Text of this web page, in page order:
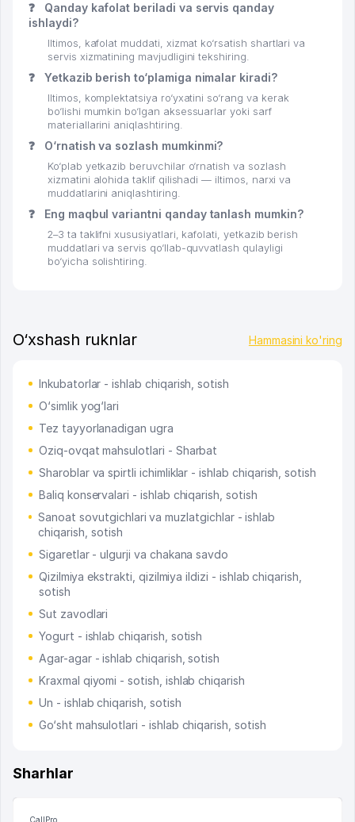
❓
Qanday kafolat beriladi va servis qanday
ishlaydi?
Iltimos, kafolat muddati, xizmat ko‘rsatish shartlari va
servis xizmatining mavjudligini tekshiring.
❓ Yetkazib berish to‘plamiga nimalar kiradi?
Iltimos, komplektatsiya ro‘yxatini so‘rang va kerak
bo‘lishi mumkin bo‘lgan aksessuarlar yoki sarf
materiallarini aniqlashtiring.
❓ O‘rnatish va sozlash mumkinmi?
Ko‘plab yetkazib beruvchilar o‘rnatish va sozlash
xizmatini alohida taklif qilishadi — iltimos, narxi va
muddatlarini aniqlashtiring.
❓ Eng maqbul variantni qanday tanlash mumkin?
2–3 ta taklifni xususiyatlari, kafolati, yetkazib berish
muddatlari va servis qo‘llab-quvvatlash qulayligi
bo‘yicha solishtiring.
O‘xshash ruknlar Hammasini ko'ring
Inkubatorlar - ishlab chiqarish, sotish
O‘simlik yog‘lari
Tez tayyorlanadigan ugra
Oziq-ovqat mahsulotlari - Sharbat
Sharoblar va spirtli ichimliklar - ishlab chiqarish, sotish
Baliq konservalari - ishlab chiqarish, sotish
Sanoat sovutgichlari va muzlatgichlar - ishlab
chiqarish, sotish
Sigaretlar - ulgurji va chakana savdo
Qizilmiya ekstrakti, qizilmiya ildizi - ishlab chiqarish,
sotish
Sut zavodlari
Yogurt - ishlab chiqarish, sotish
Agar-agar - ishlab chiqarish, sotish
Kraxmal qiyomi - sotish, ishlab chiqarish
Un - ishlab chiqarish, sotish
Go‘sht mahsulotlari - ishlab chiqarish, sotish
Sharhlar
CallPro